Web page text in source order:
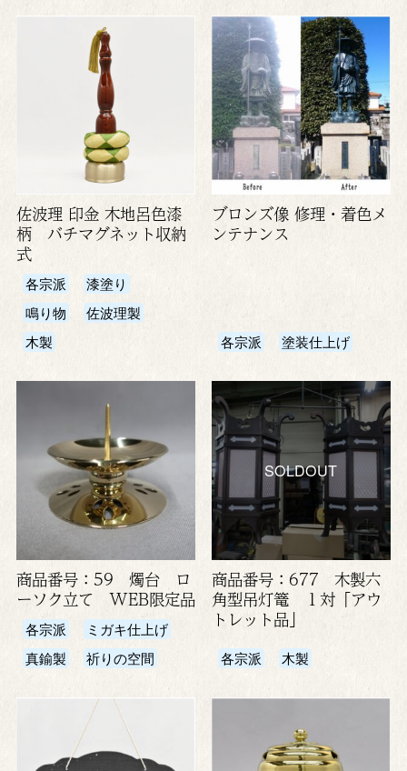
佐波理 印金 木地呂色漆
柄 バチマグネット収納
式
各宗派
漆塗り
鳴り物
佐波理製
木製
ブロンズ像 修理・着色メ
ンテナンス
各宗派 塗装仕上げ
商品番号：59 燭台 ロ
ーソク立て WEB限定品
各宗派
ミガキ仕上げ
真鍮製
祈りの空間
SOLDOUT
商品番号：677 木製六
角型吊灯篭 １対「アウ
トレット品」
各宗派 木製